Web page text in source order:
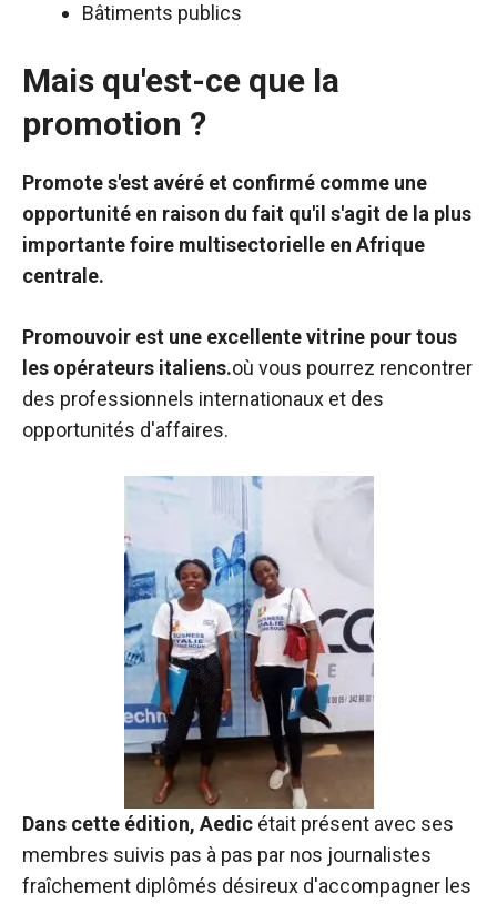
Bâtiments publics
Mais qu'est-ce que la
promotion ?
Promote s'est avéré et confirmé comme une
opportunité en raison du fait qu'il s'agit de la plus
importante foire multisectorielle en Afrique
centrale.
Promouvoir est une excellente vitrine pour tous
les opérateurs italiens.où vous pourrez rencontrer
des professionnels internationaux et des
opportunités d'affaires.
Dans cette édition, Aedic était présent avec ses
membres suivis pas à pas par nos journalistes
fraîchement diplômés désireux d'accompagner les